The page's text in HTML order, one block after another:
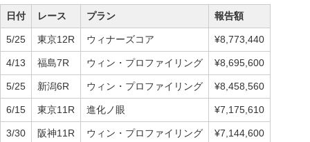
日付 レース プラン 報告額
5/25 東京12R ウィナーズコア ¥8,773,440
4/13 福島7R ウィン・プロファイリング ¥8,695,600
5/25 新潟6R ウィン・プロファイリング ¥8,458,560
6/15 東京11R 進化ノ眼 ¥7,175,610
3/30 阪神11R ウィン・プロファイリング ¥7,144,600